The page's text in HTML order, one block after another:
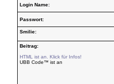
Login Name:
Passwort:
Smilie:
Beitrag:
HTML ist an. Klick für Infos!
UBB Code™ ist an